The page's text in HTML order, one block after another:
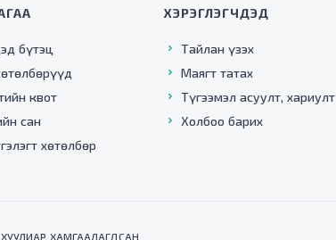
бүтэц
квот
сан
хөтөлбөр
ХЭРЭГЛЭГЧДЭД
Тайлан үзэх
Маягт татах
Түгээмэл асуулт, хариулт
Холбоо барих
ХУУЛИАР ХАМГААЛАГДСАН